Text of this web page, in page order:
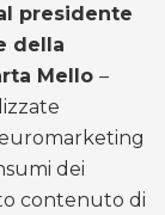
presidente
della
Mello –
dei
contenuto di